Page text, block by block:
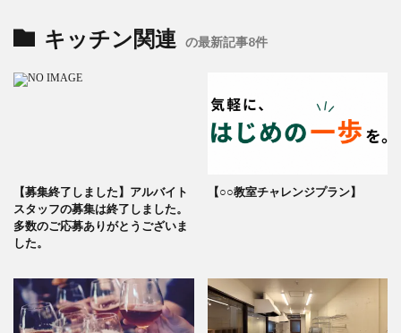
キッチン関連 の最新記事8件
【募集終了しました】アルバイト
スタッフの募集は終了しました。
多数のご応募ありがとうございま
した。
【○○教室チャレンジプラン】